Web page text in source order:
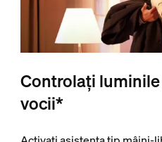
Controlați
vocii*